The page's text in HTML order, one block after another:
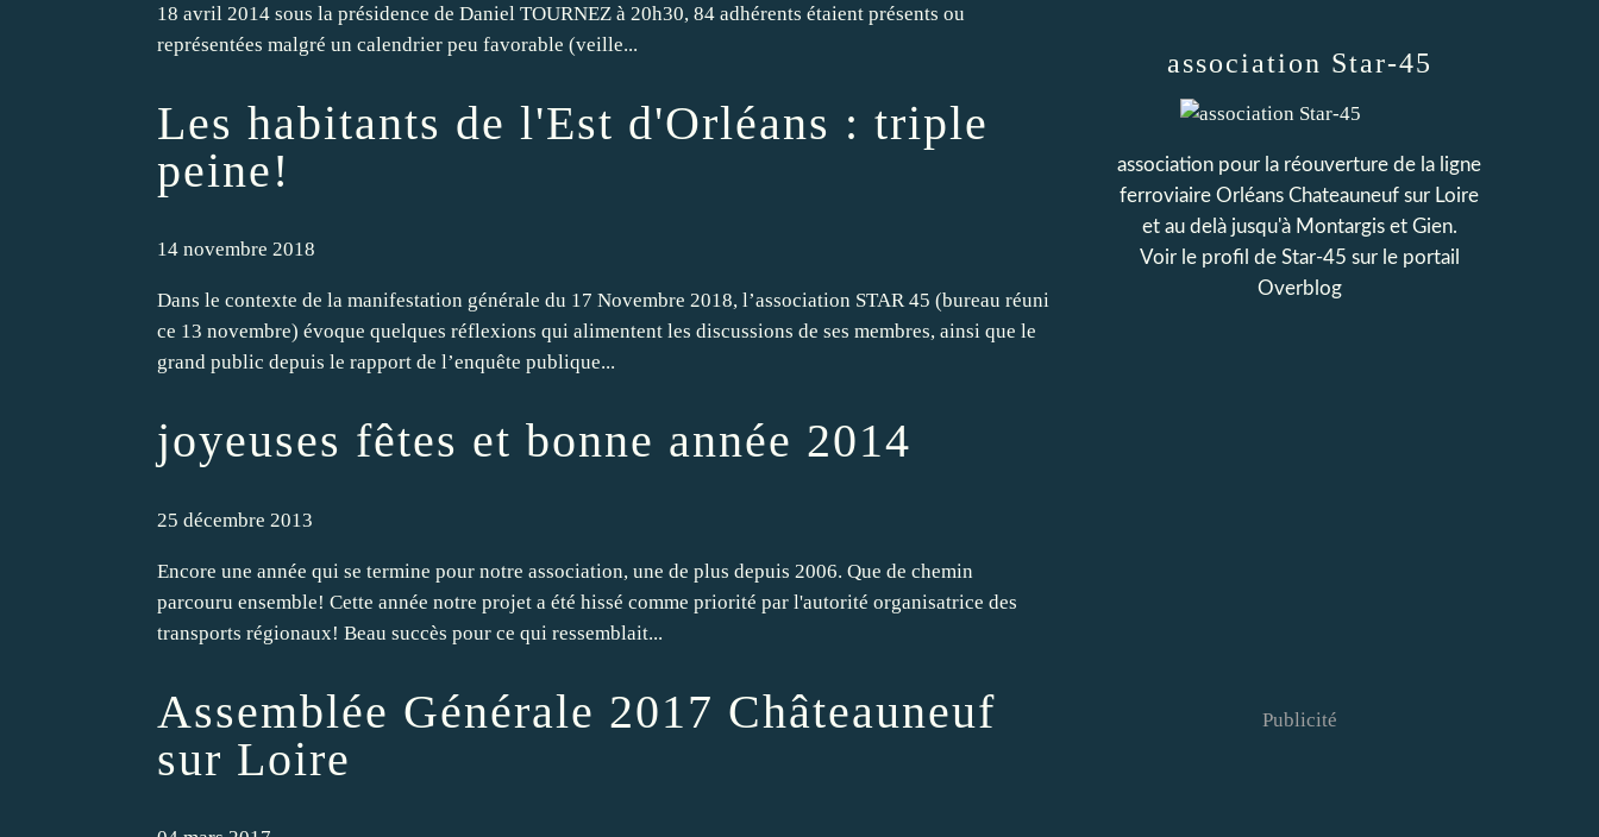
18 avril 2014 sous la présidence de Daniel TOURNEZ à 20h30, 84 adhérents étaient présents ou
représentées malgré un calendrier peu favorable (veille...
Les habitants de l'Est d'Orléans : triple
peine!
14 novembre 2018
Dans le contexte de la manifestation générale du 17 Novembre 2018, l’association STAR 45 (bureau réuni
ce 13 novembre) évoque quelques réflexions qui alimentent les discussions de ses membres, ainsi que le
grand public depuis le rapport de l’enquête publique...
joyeuses fêtes et bonne année 2014
25 décembre 2013
Encore une année qui se termine pour notre association, une de plus depuis 2006. Que de chemin
parcouru ensemble! Cette année notre projet a été hissé comme priorité par l'autorité organisatrice des
transports régionaux! Beau succès pour ce qui ressemblait...
Assemblée Générale 2017 Châteauneuf
sur Loire
association Star-45
association pour la réouverture de la ligne
ferroviaire Orléans Chateauneuf sur Loire
et au delà jusqu'à Montargis et Gien.
Voir le profil de Star-45 sur le portail
Overblog
Publicité